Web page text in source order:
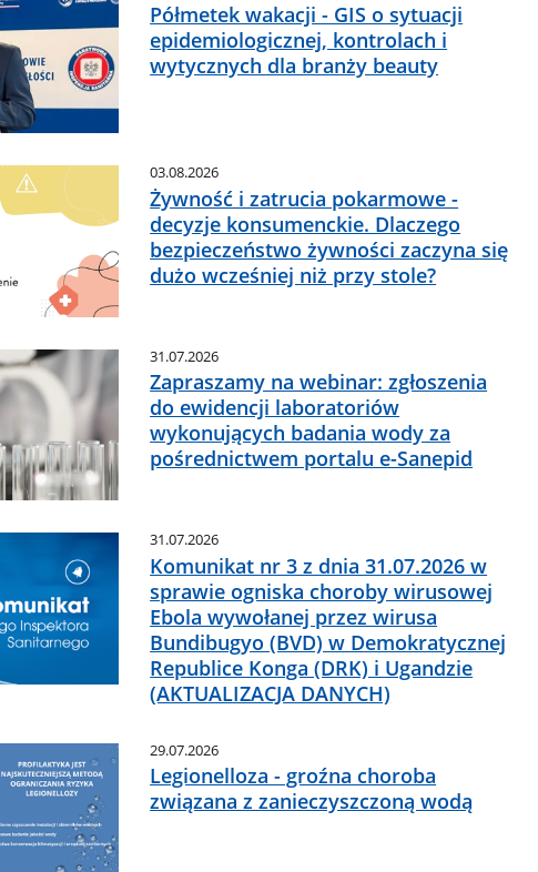
Półmetek wakacji - GIS o sytuacji
epidemiologicznej, kontrolach i
wytycznych dla branży beauty
03.08.2026
Żywność i zatrucia pokarmowe -
decyzje konsumenckie. Dlaczego
bezpieczeństwo żywności zaczyna się
dużo wcześniej niż przy stole?
31.07.2026
Zapraszamy na webinar: zgłoszenia
do ewidencji laboratoriów
wykonujących badania wody za
pośrednictwem portalu e-Sanepid
31.07.2026
Komunikat nr 3 z dnia 31.07.2026 w
sprawie ogniska choroby wirusowej
Ebola wywołanej przez wirusa
Bundibugyo (BVD) w Demokratycznej
Republice Konga (DRK) i Ugandzie
(AKTUALIZACJA DANYCH)
29.07.2026
Legionelloza - groźna choroba
związana z zanieczyszczoną wodą